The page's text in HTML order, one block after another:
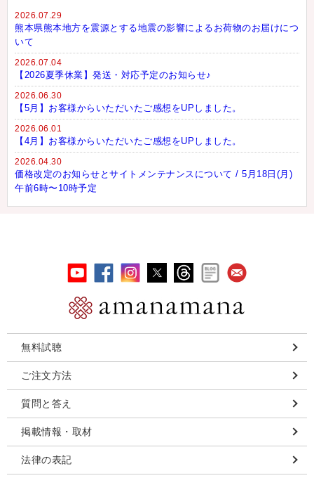
2026.07.29
熊本県熊本地方を震源とする地震の影響によるお荷物のお届けにつ
いて
2026.07.04
【2026夏季休業】発送・対応予定のお知らせ♪
2026.06.30
【5月】お客様からいただいたご感想をUPしました。
2026.06.01
【4月】お客様からいただいたご感想をUPしました。
2026.04.30
価格改定のお知らせとサイトメンテナンスについて / 5月18日(月)
午前6時〜10時予定
無料試聴
ご注文方法
質問と答え
掲載情報・取材
法律の表記